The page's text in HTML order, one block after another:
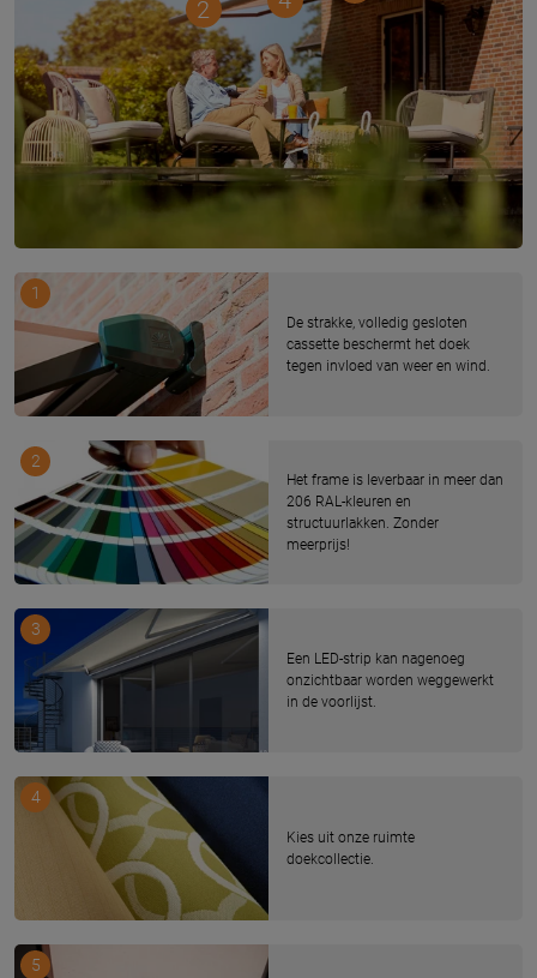
2
De strakke, volledig gesloten
cassette beschermt het doek
tegen invloed van weer en wind.
1
Het frame is leverbaar in meer dan
206 RAL-kleuren en
structuurlakken. Zonder
meerprijs!
2
Een LED-strip kan nagenoeg
onzichtbaar worden weggewerkt
in de voorlijst.
3
Kies uit onze ruimte
doekcollectie.
4
5